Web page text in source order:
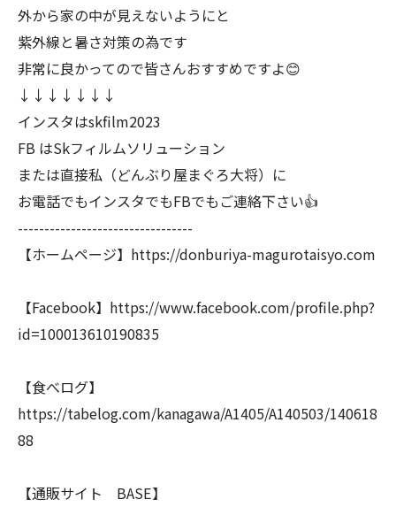
外から家の中が見えないようにと
紫外線と暑さ対策の為です
非常に良かってので皆さんおすすめですよ😊
↓↓↓↓↓↓↓
インスタはskfilm2023
FB はSkフィルムソリューション
または直接私（どんぶり屋まぐろ大将）に
お電話でもインスタでもFBでもご連絡下さい👍
---------------------------------
【ホームページ】https://donburiya-magurotaisyo.com
【Facebook】https://www.facebook.com/profile.php?
id=100013610190835
【食べログ】
https://tabelog.com/kanagawa/A1405/A140503/140618
88
【通販サイト BASE】